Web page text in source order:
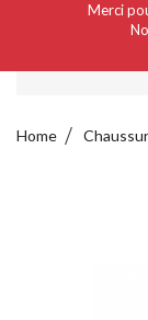
Merci
Home